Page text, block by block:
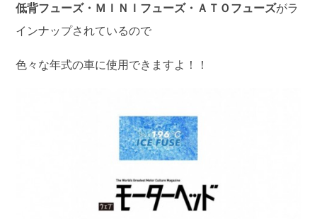
低背フューズ・ＭＩＮＩフューズ・ＡＴＯフューズがラ
インナップされているので
色々な年式の車に使用できますよ！！